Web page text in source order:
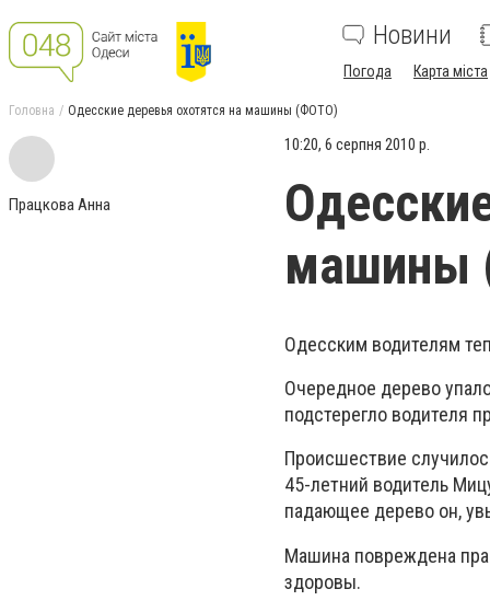
Новини
Погода Карта міста
Головна Одесские деревья охотятся на машины (ФОТО)
Працкова Анна
10:20, 6 серпня 2010 р.
машины
Одесским водителям
Очередное дерево
подстерегло водителя
Происшествие
45-летний водитель
падающее дерево он,
Машина повреждена
здоровы.